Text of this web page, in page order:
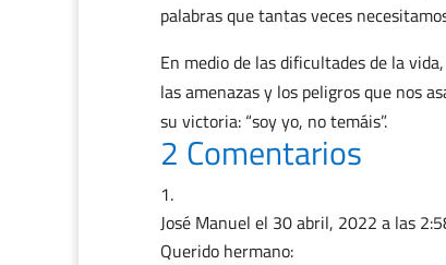
palabras que tantas veces
En medio de las dificultades de la
las amenazas y los peligros que nos
su victoria: “soy yo, no temáis”.
2 Comentarios
José Manuel el 30 abril, 2022 a las
Querido hermano: